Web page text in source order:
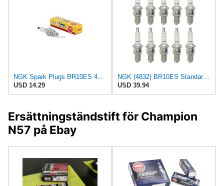
NGK Spark Plugs BR10ES 4832 Ngk Plug Made by NGK Spark Plugs
USD 14.29
NGK (4832) BR10ES Standard Spark Plug (10)
USD 39.94
Ersättningständstift för Champion
N57 på Ebay